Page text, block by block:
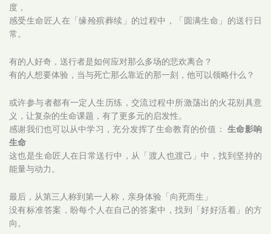
度，
感受生命匠人在「缘殓殡葬续」的过程中，「圆满生命」的送行日
常。
有的人好奇，送行者是如何应对那么多场的悲欢离合？
有的人想要体验，当与死亡那么靠近的那一刻，他可以领略什么？
或许参与者都有一定人生历练，交流过程中所激荡出的火花别具意
义，让复杂的生命课题，有了更多元的启发性。
感谢我们也可以从中学习，充分发挥了生命教育的价值：生命影响
生命
这也是生命匠人在日常送行中，从「渡人也渡己」中，找到坚持的
能量与动力。
最后，从第三人称到第一人称，亲身体验「向死而生」
没有标准答案，盼每个人在自己的答案中，找到「好好活着」的方
向。